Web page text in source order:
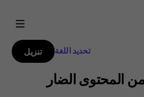
تحديد اللغة تنزيل
المحتوى الضار